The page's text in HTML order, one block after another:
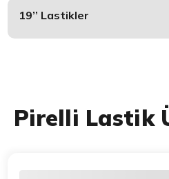
19’’ Lastikler
Pirelli Lastik